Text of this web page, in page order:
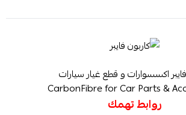
اكسسوارات و قطع غيار سيارات
CarbonFibre for Car Parts &
روابط تهمك